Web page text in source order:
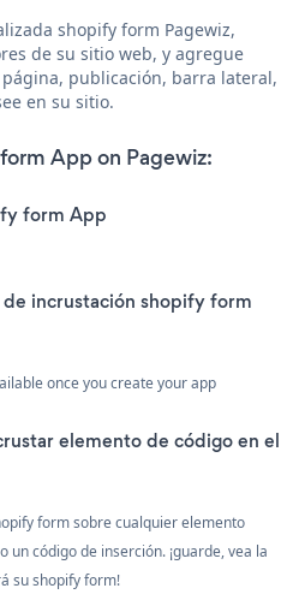
shopify form Pagewiz,
de su sitio web, y agregue
publicación, barra lateral,
en su sitio.
App on Pagewiz:
form App
incrustación shopify form
once you create your app
elemento de código en el
form sobre cualquier elemento
un código de inserción. ¡guarde, vea la
su shopify form!